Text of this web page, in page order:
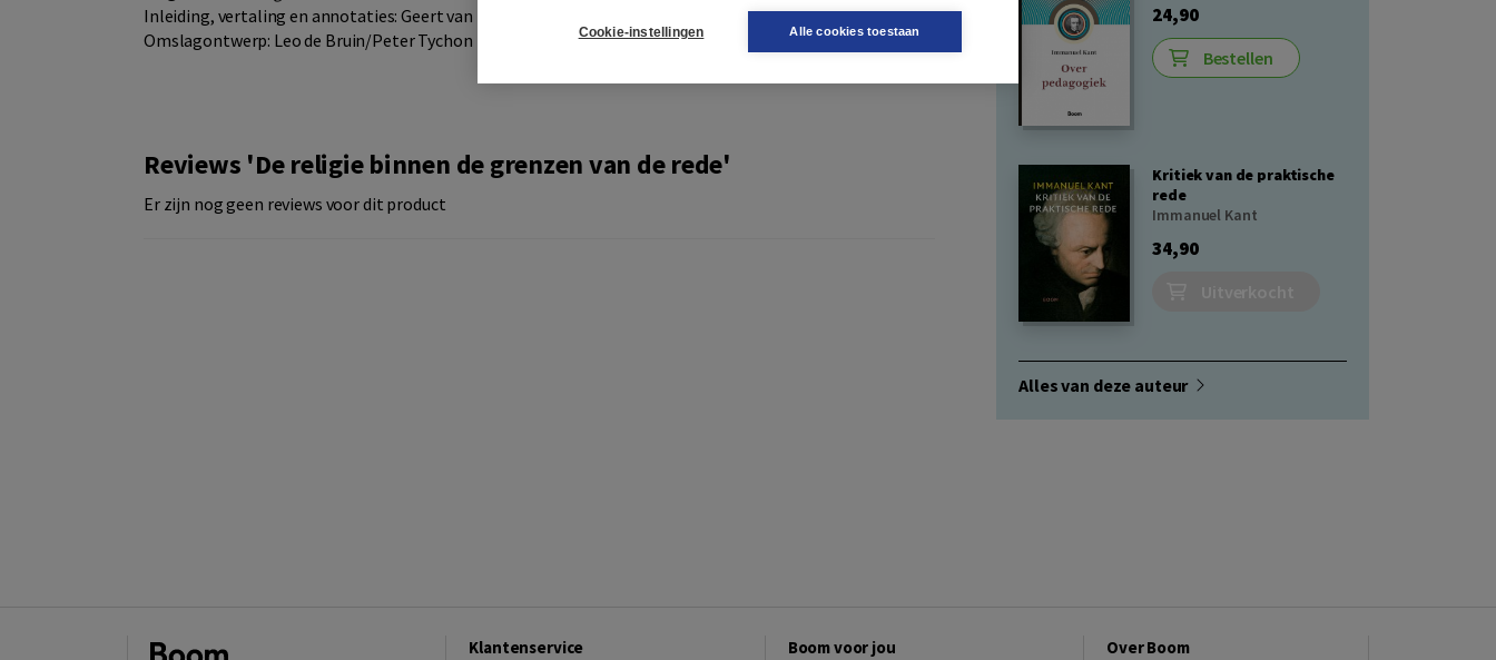
Inleiding, vertaling en annotaties: Geert van Eekert, Walter van Herck en Willem Lemmens
Omslagontwerp: Leo de Bruin/Peter Tychon
Reviews 'De religie binnen de grenzen van de rede'
Er zijn nog geen reviews voor dit product
24,90
Bestellen
Kritiek van de praktische
rede
Immanuel Kant
34,90
Alles van deze auteur
Klantenservice Boom voor jou Over Boom
Cookie-instellingen Alle cookies toestaan